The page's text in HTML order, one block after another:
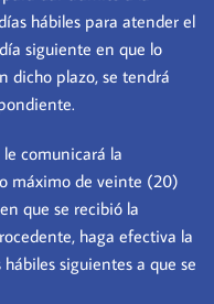
hábiles para atender el
siguiente en que lo
dicho plazo, se tendrá
comunicará la
máximo de veinte (20)
que se recibió la
haga efectiva la
siguientes a que se